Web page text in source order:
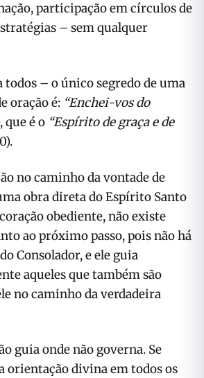
participação em círculos de
– sem qualquer
todos – o único segredo de uma
oração é: “Enchei-vos do
que é o “Espírito de graça e de
no caminho da vontade de
obra direta do Espírito Santo
obediente, não existe
ao próximo passo, pois não há
Consolador, e ele guia
aqueles que também são
no caminho da verdadeira
guia onde não governa. Se
orientação divina em todos os